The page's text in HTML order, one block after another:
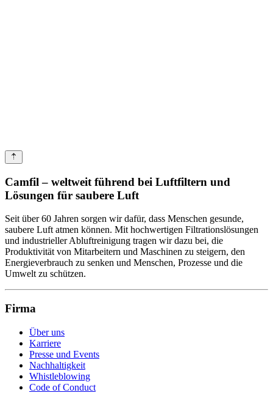
Camfil – weltweit führend bei Luftfiltern und
Lösungen für saubere Luft
Seit über 60 Jahren sorgen wir dafür, dass Menschen gesunde,
saubere Luft atmen können. Mit hochwertigen Filtrations­lösungen
und industrieller Abluftreinigung tragen wir dazu bei, die
Produktivität von Mitarbeitern und Maschinen zu steigern, den
Energieverbrauch zu senken und Menschen, Prozesse und die
Umwelt zu schützen.
Firma
Über uns
Karriere
Presse und Events
Nachhaltigkeit
Whistleblowing
Code of Conduct